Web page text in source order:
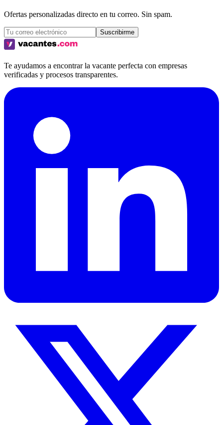
Ofertas personalizadas directo en tu correo. Sin spam.
Suscribirme
Te ayudamos a encontrar la vacante perfecta con empresas
verificadas y procesos transparentes.